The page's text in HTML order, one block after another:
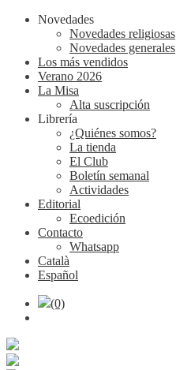
Novedades
Novedades religiosas
Novedades generales
Los más vendidos
Verano 2026
La Misa
Alta suscripción
Librería
¿Quiénes somos?
La tienda
El Club
Boletín semanal
Actividades
Editorial
Ecoedición
Contacto
Whatsapp
Català
Español
(0)